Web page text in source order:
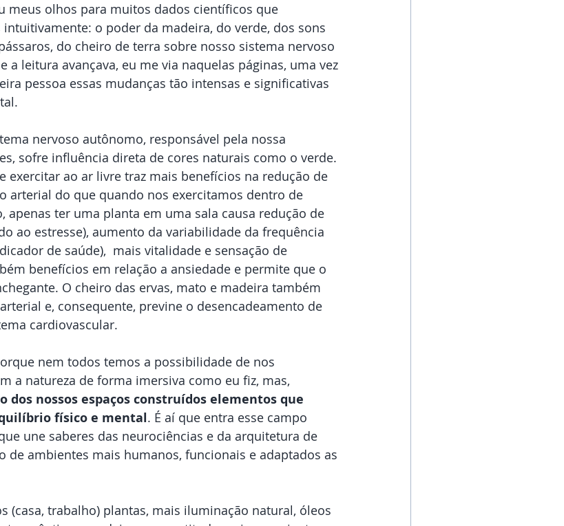
meus olhos para muitos dados científicos que
o poder da madeira, do verde, dos sons
do cheiro de terra sobre nosso sistema nervoso
a leitura avançava, eu me via naquelas páginas, uma vez
pessoa essas mudanças tão intensas e significativas
nervoso autônomo, responsável pela nossa
sofre influência direta de cores naturais como o verde.
exercitar ao ar livre traz mais benefícios na redução de
arterial do que quando nos exercitamos dentro de
apenas ter uma planta em uma sala causa redução de
ao estresse), aumento da variabilidade da frequência
de saúde),  mais vitalidade e sensação de
benefícios em relação a ansiedade e permite que o
O cheiro das ervas, mato e madeira também
e, consequente, previne o desencadeamento de
cardiovascular.
nem todos temos a possibilidade de nos
a natureza de forma imersiva como eu fiz, mas,
dos nossos espaços construídos elementos que
físico e mental. É aí que entra esse campo
une saberes das neurociências e da arquitetura de
de ambientes mais humanos, funcionais e adaptados as
(casa, trabalho) plantas, mais iluminação natural, óleos